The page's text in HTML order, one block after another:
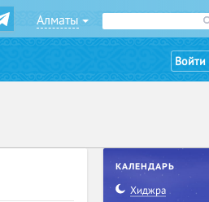
Алматы
Войти
КАЛЕНДАРЬ
Хиджра